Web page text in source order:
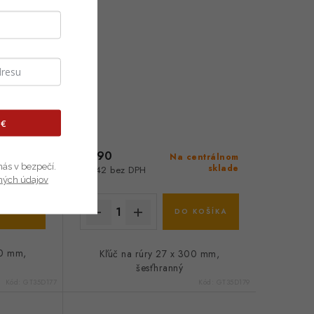
sklade
mm,
Na centrálnom
sklade
€6,42 bez DPH
€7,90
DO KOŠÍKA
Kľúč na rúry 27 x 300 mm,
šesťhranný
v bezpečí.
údajov